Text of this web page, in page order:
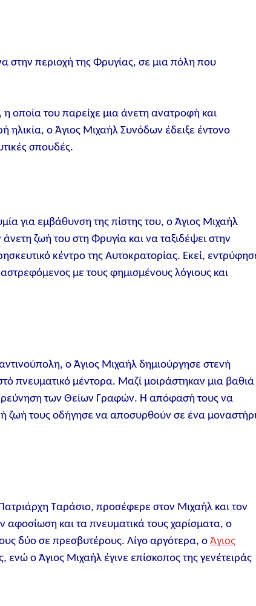
στην περιοχή της Φρυγίας, σε μια πόλη που
η οποία του παρείχε μια άνετη ανατροφή και
ο Άγιος Μιχαήλ Συνόδων έδειξε έντονο
σπουδές.
για εμβάθυνση της πίστης του, ο Άγιος Μιχαήλ
ζωή του στη Φρυγία και να ταξιδέψει στην
κέντρο της Αυτοκρατορίας. Εκεί,
με τους φημισμένους λόγιους και
ο Άγιος Μιχαήλ δημιούργησε στενή
πνευματικό μέντορα. Μαζί μοιράστηκαν μια βαθιά
των Θείων Γραφών. Η απόφασή τους να
ζωή τους οδήγησε να αποσυρθούν σε ένα
Ταράσιο, προσέφερε στον Μιχαήλ και τον
και τα πνευματικά τους χαρίσματα, ο
δύο σε πρεσβυτέρους. Λίγο αργότερα, οΆγιος
ενώ ο Άγιος Μιχαήλ έγινε επίσκοπος της γενέτειράς